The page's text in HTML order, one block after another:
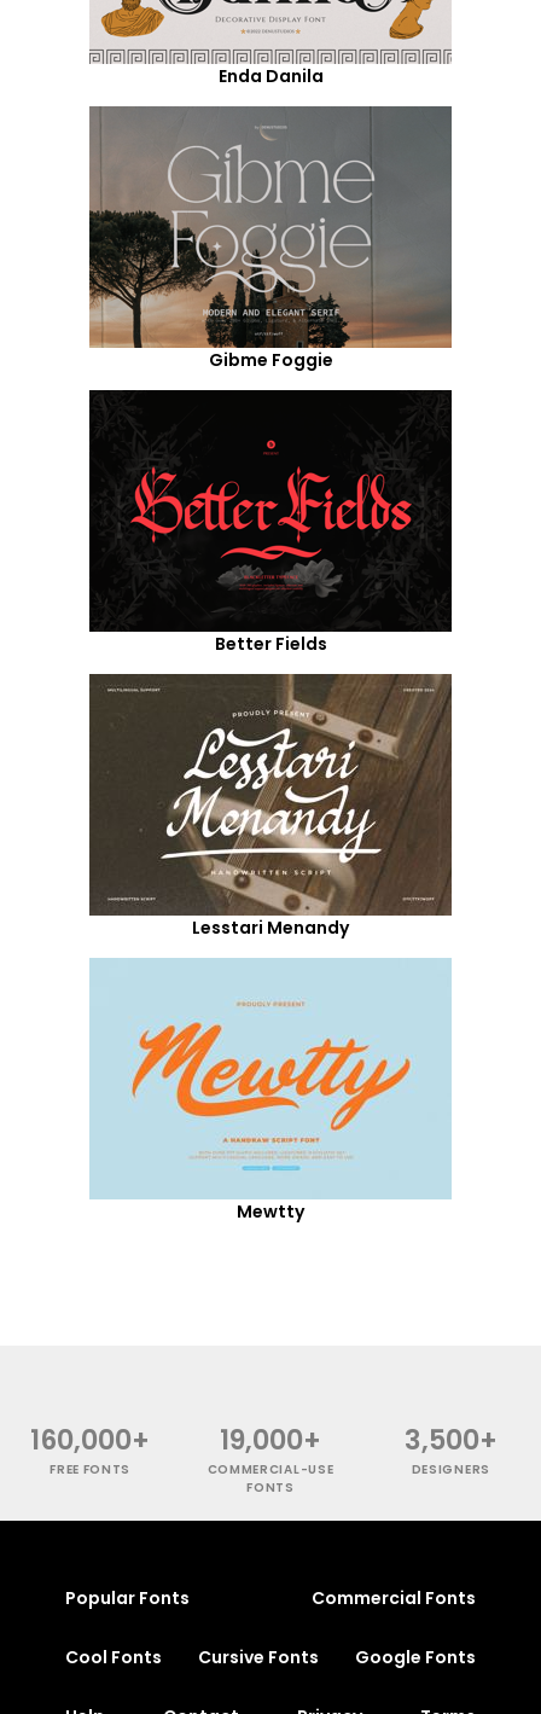
Enda Danila
Gibme Foggie
Better Fields
Lesstari Menandy
Mewtty
160,000+
FREE FONTS
19,000+
COMMERCIAL-USE
FONTS
3,500+
DESIGNERS
Popular Fonts Commercial Fonts
Cool Fonts Cursive Fonts Google Fonts